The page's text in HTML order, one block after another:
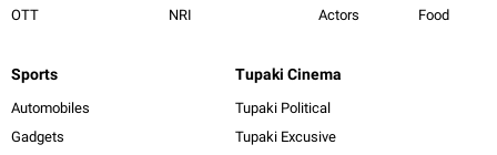
OTT
NRI
Actors
Food
Sports
Automobiles
Gadgets
Tupaki Cinema
Tupaki Political
Tupaki Excusive